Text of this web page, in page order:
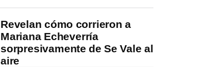
Revelan cómo corrieron a
Mariana Echeverría
sorpresivamente de Se Vale al
aire